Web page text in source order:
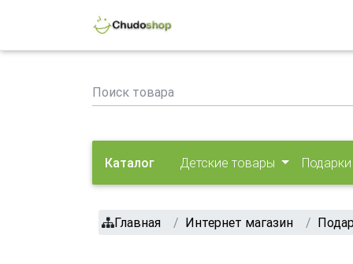
Каталог Детские товары Подарки
Главная Интернет магазин